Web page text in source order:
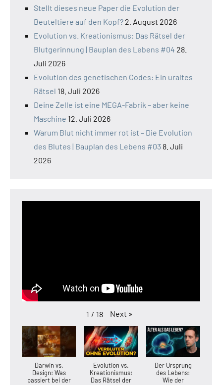
Stellt dieses neue Paper die Evolution der
Beuteltiere auf den Kopf? 2. August 2026
Evolution vs. Kreationismus: Das Rätsel der
Blutgerinnung | Bauplan des Lebens #04 28.
Juli 2026
Evolution des genetischen Codes: Ein uraltes
Rätsel 18. Juli 2026
Deine Zelle ist eine MEGA-Fabrik – aber keine
Maschine 12. Juli 2026
Warum Blut nicht immer rot ist – Die Evolution
des Blutes | Bauplan des Lebens #03 8. Juli
2026
1 / 18 Next »
Darwin vs.
Design: Was
passiert bei der
Evolution vs.
Kreationismus:
Das Rätsel der
Der Ursprung
des Lebens:
Wie der